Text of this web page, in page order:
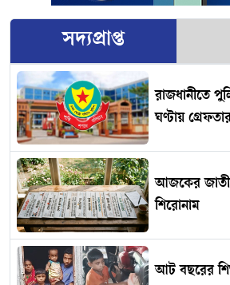
সদ্যপ্রাপ্ত
রাজধানীতে
ঘণ্টায়
আজকের
শিরোনাম
আট বছরের